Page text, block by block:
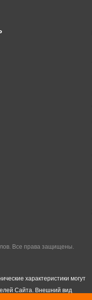
Все права защищены.
характеристики могут
Сайта. Внешний вид